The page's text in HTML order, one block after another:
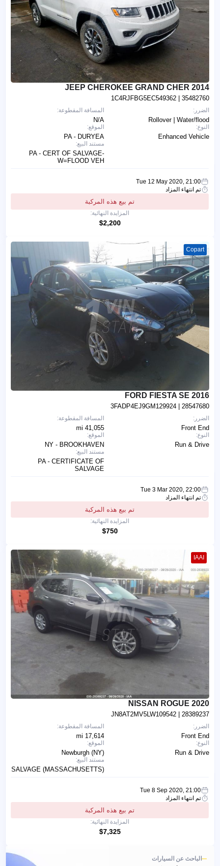
2014 JEEP CHEROKEE GRAND CHER
1C4RJFBG5EC549362 | 35482760
المسافة المقطوعة:
N/A
الموقع:
PA - DURYEA
مستند البيع:
PA - CERT OF SALVAGE-
W=FLOOD VEH
الضرر:
Rollover | Water/flood
النوع:
Enhanced Vehicle
Tue 12 May 2020, 21:00
تم انتهاء المزاد
تم بيع هذه المركبة
المزايدة النهائية:
$2,200
Copart
2016 FORD FIESTA SE
3FADP4EJ9GM129924 | 28547680
المسافة المقطوعة:
41,055 mi
الموقع:
NY - BROOKHAVEN
مستند البيع:
PA - CERTIFICATE OF
SALVAGE
الضرر:
Front End
النوع:
Run & Drive
Tue 3 Mar 2020, 22:00
تم انتهاء المزاد
تم بيع هذه المركبة
المزايدة النهائية:
$750
IAAI
2020 NISSAN ROGUE
JN8AT2MV5LW109542 | 28389237
المسافة المقطوعة:
17,614 mi
الموقع:
Newburgh (NY)
مستند البيع:
SALVAGE (MASSACHUSETTS)
الضرر:
Front End
النوع:
Run & Drive
Tue 8 Sep 2020, 21:00
تم انتهاء المزاد
تم بيع هذه المركبة
المزايدة النهائية:
$7,325
الباحث عن السيارات